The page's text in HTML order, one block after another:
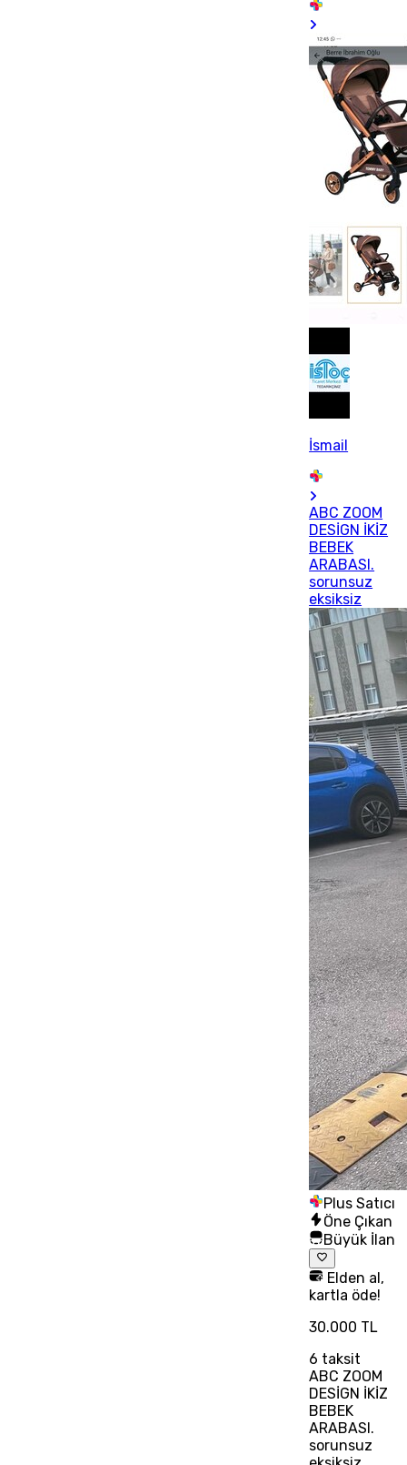
İsmail
ABC ZOOM
DESİGN İKİZ
BEBEK
ARABASI.
sorunsuz
eksiksiz
Plus Satıcı
Öne Çıkan
Büyük İlan
Elden al,
kartla öde!
30.000 TL
6 taksit
ABC ZOOM
DESİGN İKİZ
BEBEK
ARABASI.
sorunsuz